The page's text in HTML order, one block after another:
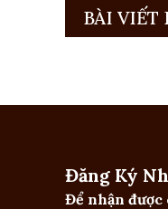
BÀI VIẾT
Đăng Ký
Để nhận